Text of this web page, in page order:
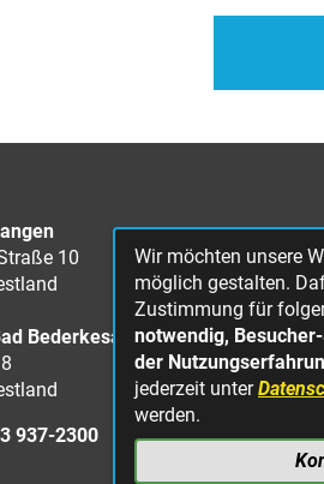
10
Bederkesa
937-2300
Wir möchten unsere
möglich gestalten.
Zustimmung für
notwendig,
der
jederzeit unter
werden.